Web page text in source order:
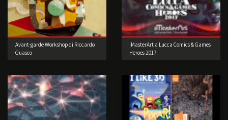
Avant-garde Workshop di Riccardo
Guasco
iMasterArt a Lucca Comics & Games
Heroes 2017